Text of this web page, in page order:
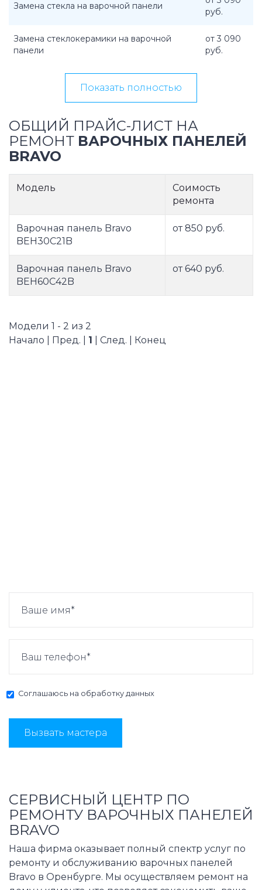
Замена стекла на варочной панели
руб.
Замена стеклокерамики на варочной
панели
от 3 090
руб.
Показать полностью
ОБЩИЙ ПРАЙС-ЛИСТ НА
РЕМОНТ ВАРОЧНЫХ ПАНЕЛЕЙ
BRAVO
Модель
Соимость
ремонта
Варочная панель Bravo
BEH30C21B
от 850 руб.
Варочная панель Bravo
BEH60C42B
от 640 руб.
Модели 1 - 2 из 2
Начало | Пред. | 1 | След. | Конец
Соглашаюсь на обработку данных
Вызвать мастера
СЕРВИСНЫЙ ЦЕНТР ПО
РЕМОНТУ ВАРОЧНЫХ ПАНЕЛЕЙ
BRAVO
Наша фирма оказывает полный спектр услуг по
ремонту и обслуживанию варочных панелей
Bravo в Оренбурге. Мы осуществляем ремонт на